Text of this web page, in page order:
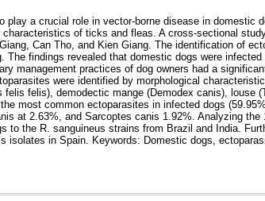
play a crucial role in vector-borne disease in domestic
of ticks and fleas. A cross-sectional
Can Tho, and Kien Giang. The identification of
findings revealed that domestic dogs were
management practices of dog owners had a
were identified by morphological
felis), demodectic mange (Demodex canis), louse
most common ectoparasites in infected dogs
at 2.63%, and Sarcoptes canis 1.92%. Analyzing the
to the R. sanguineus strains from Brazil and India.
isolates in Spain. Keywords: Domestic dogs,